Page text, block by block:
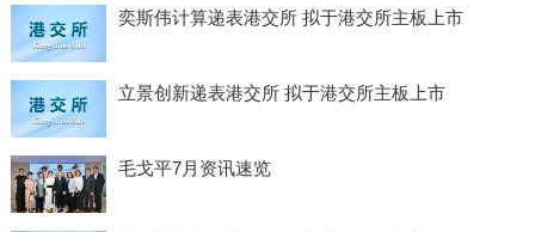
奕斯伟计算递表港交所 拟于港交所主板上市
立景创新递表港交所 拟于港交所主板上市
毛戈平7月资讯速览